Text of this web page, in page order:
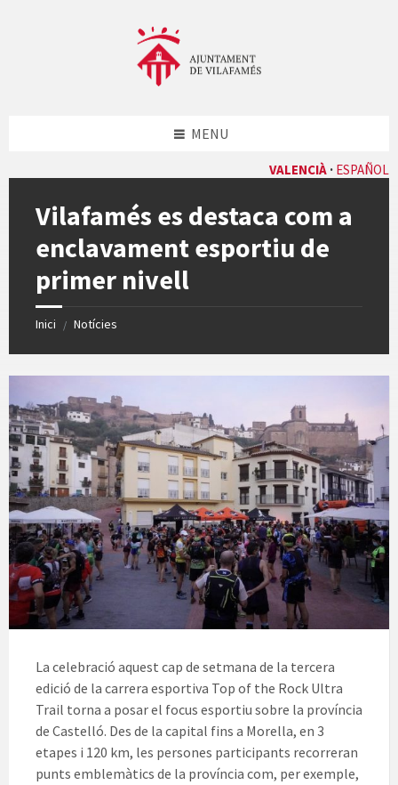
VALENCIÀ ESPAÑOL
MENU
Vilafamés es destaca com a
enclavament esportiu de
primer nivell
Inici / Notícies
La celebració aquest cap de setmana de la tercera
edició de la carrera esportiva Top of the Rock Ultra
Trail torna a posar el focus esportiu sobre la província
de Castelló. Des de la capital fins a Morella, en 3
etapes i 120 km, les persones participants recorreran
punts emblemàtics de la província com, per exemple,